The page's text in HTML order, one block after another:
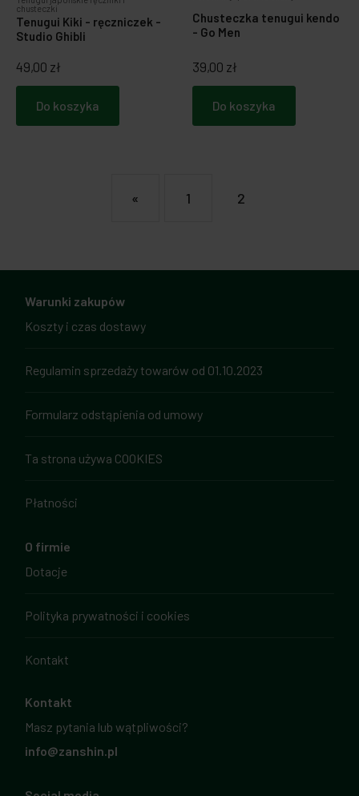
chusteczki
Tenugui Kiki - ręczniczek -
Studio Ghibli
49,00 zł
Do koszyka
Chusteczka tenugui kendo
- Go Men
39,00 zł
Do koszyka
« 1 2
Warunki zakupów
Koszty i czas dostawy
Regulamin sprzedaży towarów od 01.10.2023
Formularz odstąpienia od umowy
Ta strona używa COOKIES
Płatności
O firmie
Dotacje
Polityka prywatności i cookies
Kontakt
Kontakt
Masz pytania lub wątpliwości?
info@zanshin.pl